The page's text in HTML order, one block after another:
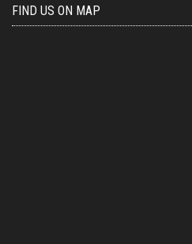
FIND US ON MAP